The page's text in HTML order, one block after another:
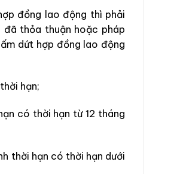
đồng lao động thì phải
thỏa thuận hoặc pháp
dứt hợp đồng lao động
hạn;
có thời hạn từ 12 tháng
thời hạn có thời hạn dưới